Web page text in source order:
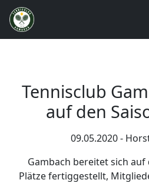
Tennisclub
auf den
09.05.2020 -
Gambach bereitet sich auf
Plätze fertiggestellt,